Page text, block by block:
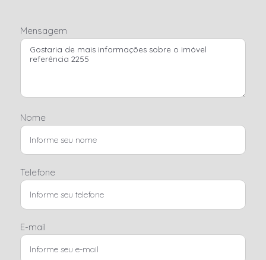
Mensagem
Nome
Telefone
E-mail